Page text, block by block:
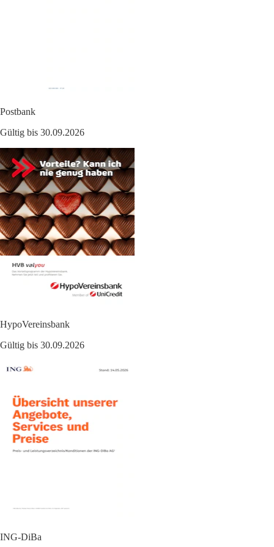
Postbank
Gültig bis 30.09.2026
HypoVereinsbank
Gültig bis 30.09.2026
ING-DiBa